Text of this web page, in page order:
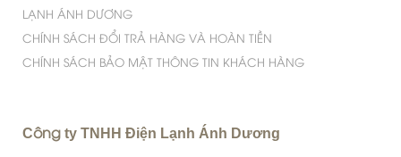
LẠNH ÁNH DƯƠNG
CHÍNH SÁCH ĐỔI TRẢ HÀNG VÀ HOÀN TIỀN
CHÍNH SÁCH BẢO MẬT THÔNG TIN KHÁCH HÀNG
Công ty TNHH Điện Lạnh Ánh Dương